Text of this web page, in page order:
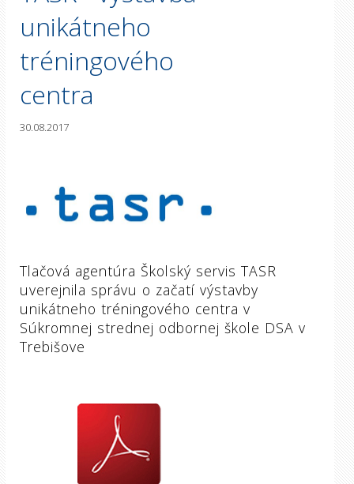
unikátneho
tréningového
centra
30.08.2017
Tlačová agentúra Školský servis TASR
uverejnila správu o začatí výstavby
unikátneho tréningového centra v
Súkromnej strednej odbornej škole DSA v
Trebišove